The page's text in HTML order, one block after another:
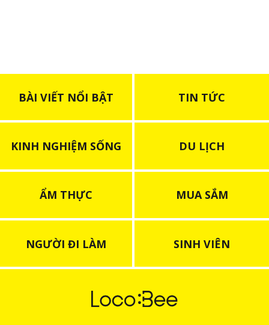
BÀI VIẾT NỔI BẬT TIN TỨC
KINH NGHIỆM SỐNG DU LỊCH
ẨM THỰC MUA SẮM
NGƯỜI ĐI LÀM SINH VIÊN